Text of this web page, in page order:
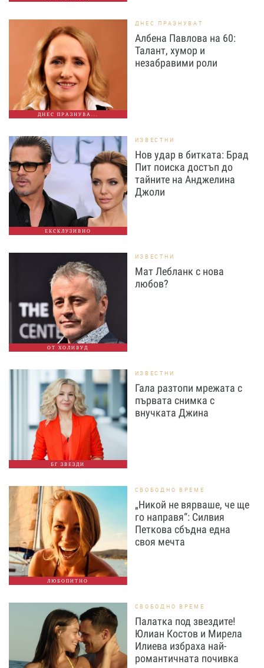
ДНЕС ПРАЗНУВА...
ДНЕС ПРАЗНУВАТ
Албена Павлова на 60:
Талант, хумор и
незабравими роли
ЕКСКЛУЗИВНО
ИЗВЕСТНИ
Нов удар в битката: Брад
Пит поиска достъп до
тайните на Анджелина
Джоли
ОТ ХОЛИВУД
ИЗВЕСТНИ
Мат Лебланк с нова
любов?
БГ ЗВЕЗДИ
ИЗВЕСТНИ
Гала разтопи мрежата с
първата снимка с
внучката Джина
ЛЮБОПИТНО
СВОБОДНО ВРЕМЕ
„Никой не вярваше, че ще
го направя“: Силвия
Петкова сбъдна една
своя мечта
СВОБОДНО ВРЕМЕ
Палатка под звездите!
Юлиан Костов и Мирела
Илиева избраха най-
романтичната почивка